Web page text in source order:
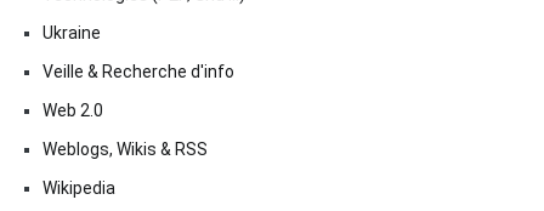
Ukraine
Veille & Recherche d'info
Web 2.0
Weblogs, Wikis & RSS
Wikipedia